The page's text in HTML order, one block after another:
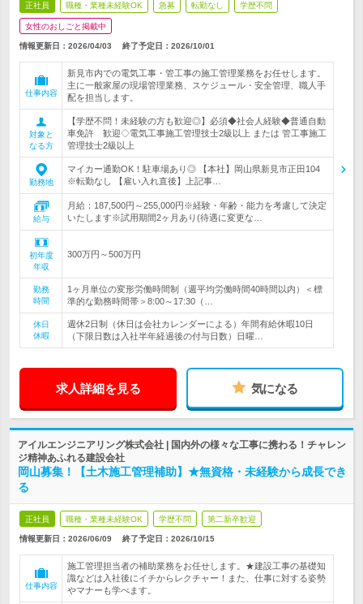
正社員 職種・業種未経験OK 急募 転勤なし 学歴不問
女性のおしごと掲載中
情報更新日：2026/04/03 終了予定日： 2026/10/01
仕事内容
新見市内での電気工事・管工事の施工管理業務をお任せします。
主に一般家屋の現場管理業務、スケジュール・安全管理、職人手
配を担当します。
対象と
なる方
【学歴不問！未経験の方も歓迎◎】必須◆社会人経験◆普通自動
車免許 歓迎◇電気工事施工管理技士2級以上 または 管工事施工
管理技士2級以上
勤務地
マイカー通勤OK！駐車場あり◎ 【本社】岡山県新見市正田104
※転勤なし 【雇い入れ直後】上記事…
給与
月給：187,500円～255,000円※経験・年齢・能力を考慮して決定
いたします※試用期間2ヶ月あり(待遇に変更な…
初年度
年収
300万円～500万円
勤務
時間
1ヶ月単位の変形労働時間制（週平均労働時間40時間以内）＜標
準的な勤務時間帯＞8:00～17:30（…
休日
休暇
週休2日制（休日は会社カレンダーによる）年間有給休暇10日
（下限日数は入社半年経過後の付与日数）日曜…
求人詳細を見る 気になる
アイルエンジニアリング株式会社 | 国内外の様々な工事に携わる！チャレン
ジ精神あふれる建設会社
岡山募集！【土木施工管理補助】★無資格・未経験から成長でき
る
正社員 職種・業種未経験OK 学歴不問 第二新卒歓迎
情報更新日：2026/06/09 終了予定日： 2026/10/15
仕事内容
施工管理担当者の補助業務をお任せします。★建設工事の基礎知
識などは入社後にイチからレクチャー！また、仕事に対する姿勢
やマナーも学べます。